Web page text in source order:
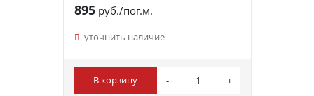
895руб./пог.м.
уточнить наличие
В корзину